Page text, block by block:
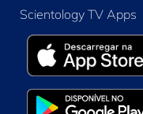
Scientology TV Apps